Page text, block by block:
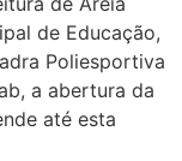
de Educação,
Poliesportiva
a abertura da
até esta